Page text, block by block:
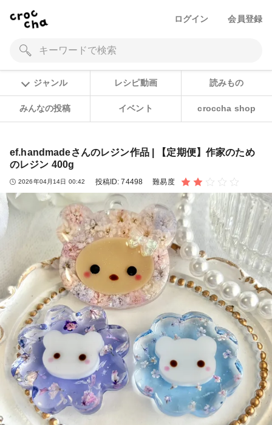
ログイン 会員登録
ジャンル レシピ動画 読みもの
みんなの投稿 イベント croccha shop
ef.handmadeさんのレジン作品 | 【定期便】作家のため
のレジン 400g
2026年04月14日 00:42 投稿ID:74498 難易度